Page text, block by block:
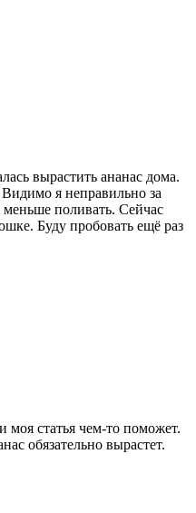
вырастить ананас дома.
я неправильно за
поливать. Сейчас
Буду пробовать ещё раз
моя статья чем-то поможет.
обязательно вырастет.